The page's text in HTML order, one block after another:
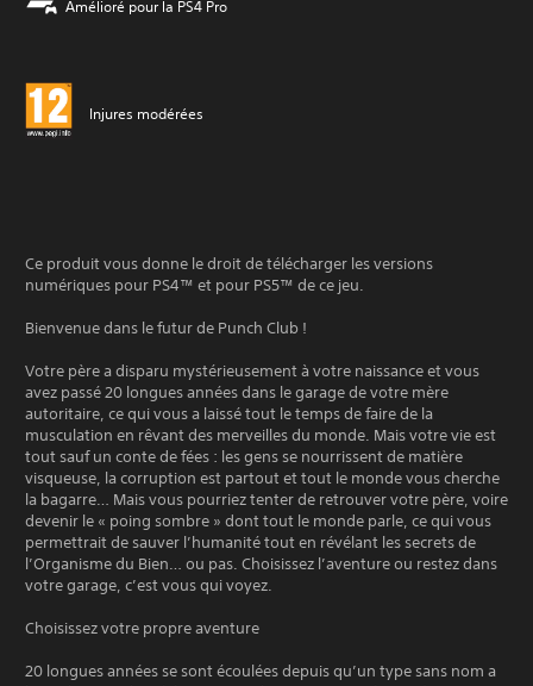
Amélioré pour la PS4 Pro
Injures modérées
Ce produit vous donne le droit de télécharger les versions
numériques pour PS4™ et pour PS5™ de ce jeu.
Bienvenue dans le futur de Punch Club !
Votre père a disparu mystérieusement à votre naissance et vous
avez passé 20 longues années dans le garage de votre mère
autoritaire, ce qui vous a laissé tout le temps de faire de la
musculation en rêvant des merveilles du monde. Mais votre vie est
tout sauf un conte de fées : les gens se nourrissent de matière
visqueuse, la corruption est partout et tout le monde vous cherche
la bagarre… Mais vous pourriez tenter de retrouver votre père, voire
devenir le « poing sombre » dont tout le monde parle, ce qui vous
permettrait de sauver l’humanité tout en révélant les secrets de
l’Organisme du Bien… ou pas. Choisissez l’aventure ou restez dans
votre garage, c’est vous qui voyez.
Choisissez votre propre aventure
20 longues années se sont écoulées depuis qu’un type sans nom a